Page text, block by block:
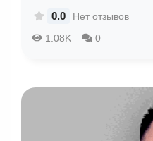
1.08K 0
0.0 Нет отзывов